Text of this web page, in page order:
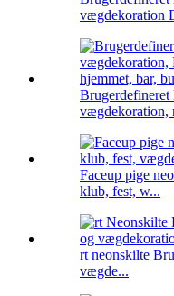
vægdekoration
vægdekoration,
Faceup pige
klub, fest, w...
rt neonskilte
vægde...